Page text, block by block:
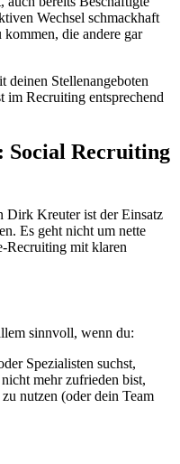
Wechsel schmackhaft
kommen, die andere gar
deinen Stellenangeboten
im Recruiting entsprechend
Social Recruiting
Dirk Kreuter ist der Einsatz
Es geht nicht um nette
Recruiting mit klaren
sinnvoll, wenn du:
Spezialisten suchst,
mehr zufrieden bist,
nutzen (oder dein Team